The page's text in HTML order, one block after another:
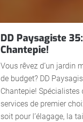
DD Paysagiste
Chantepie!
Vous rêvez d’un jardin
de budget? DD
Chantepie! Spécialistes
services de premier
soit pour l’élagage, la